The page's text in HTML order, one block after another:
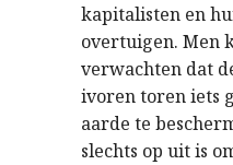
kapitalisten en
overtuigen. Men
verwachten dat
ivoren toren iets
aarde te
slechts op uit is